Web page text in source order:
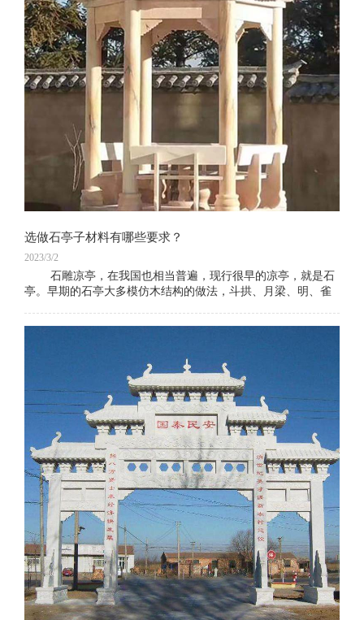
选做石亭子材料有哪些要求？
2023/3/2
石雕凉亭，在我国也相当普遍，现行很早的凉亭，就是石
亭。早期的石亭大多模仿木结构的做法，斗拱、月梁、明、雀